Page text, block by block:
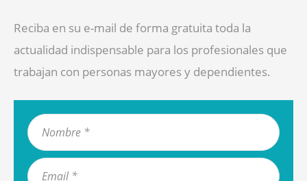
Reciba en su e-mail de forma gratuita toda la
actualidad indispensable para los profesionales que
trabajan con personas mayores y dependientes.